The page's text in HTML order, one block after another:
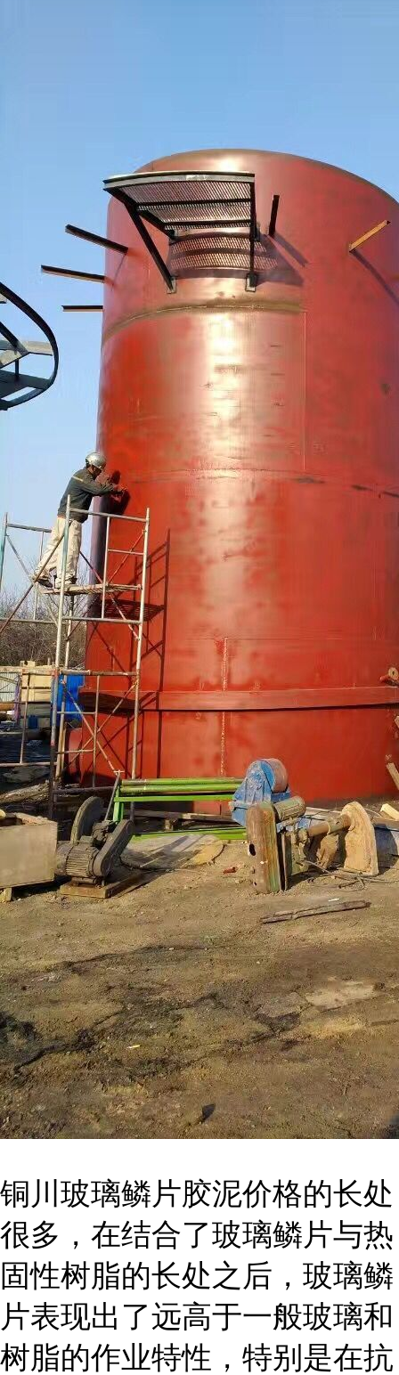
铜川玻璃鳞片胶泥价格的长处
很多，在结合了玻璃鳞片与热
固性树脂的长处之后，玻璃鳞
片表现出了远高于一般玻璃和
树脂的作业特性，特别是在抗